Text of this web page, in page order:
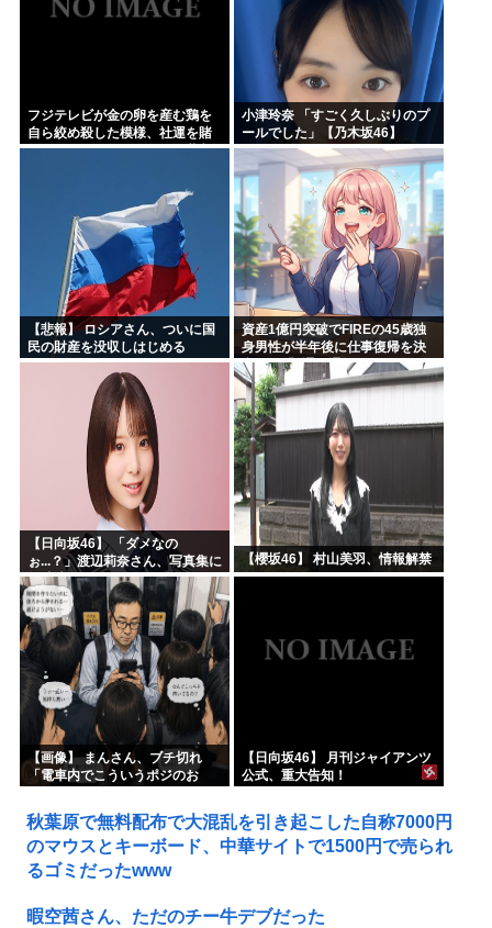
フジテレビが金の卵を産む鶏を
自ら絞め殺した模様、社運を賭
けたドル箱コンテンツが御蔵入
小津玲奈 「すごく久しぶりのプ
ールでした」【乃木坂46】
【悲報】 ロシアさん、ついに国
民の財産を没収しはじめる
資産1億円突破でFIREの45歳独
身男性が半年後に仕事復帰を決
意した「1通の通知」
【日向坂46】 「ダメなの
ぉ...？」渡辺莉奈さん、写真集に
興味津々
【櫻坂46】 村山美羽、情報解禁
【画像】 まんさん、ブチ切れ
「電車内でこういうポジのお
【日向坂46】 月刊ジャイアンツ
公式、重大告知！
秋葉原で無料配布で大混乱を引き起こした自称7000円
のマウスとキーボード、中華サイトで1500円で売られ
るゴミだったwww
暇空茜さん、ただのチー牛デブだった